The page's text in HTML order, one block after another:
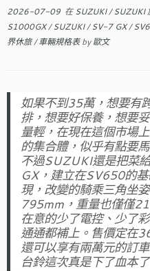
2026-07-09 在SUZUKI/SUZUKI
S1000GX/SUZUKI/SV-7 GX/
界休旅/車輛規格表by歐文
如果不到35萬，想要有
排，想要好保養，想要
量輕，在現在這個市場
的集合體，似乎有點要
不過SUZUKI還是把菜
GX，建立在SV650的
現，改變的騎乘三角坐
795mm，重量也僅僅
在意的少了電控、少了
通通都補上。售價定在
還可以享有兩萬元的訂
台鈴這次真是下了血本